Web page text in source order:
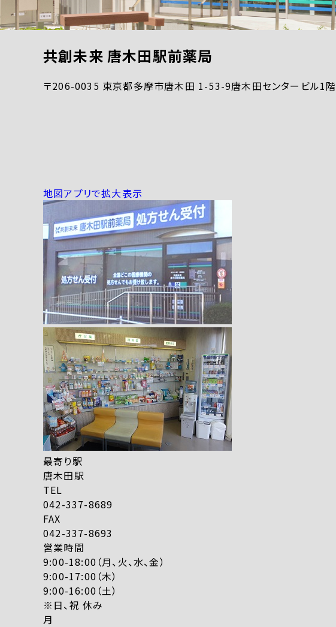
共創未来 唐木田駅前薬局
〒206-0035 東京都多摩市唐木田 1-53-9唐木田センタービル1階
地図アプリで拡大表示
最寄り駅
唐木田駅
TEL
042-337-8689
FAX
042-337-8693
営業時間
9:00-18:00（月、火、水、金）
9:00-17:00（木）
9:00-16:00（土）
※日、祝 休み
月